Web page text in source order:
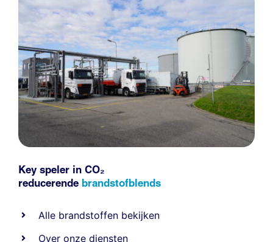
Key speler in CO₂
reducerende brandstofblends
Alle brandstoffen bekijken
Over onze diensten